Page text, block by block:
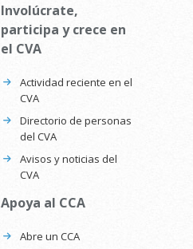
Involúcrate,
participa y crece en
el CVA
Actividad reciente en el
CVA
Directorio de personas
del CVA
Avisos y noticias del
CVA
Apoya al CCA
Abre un CCA